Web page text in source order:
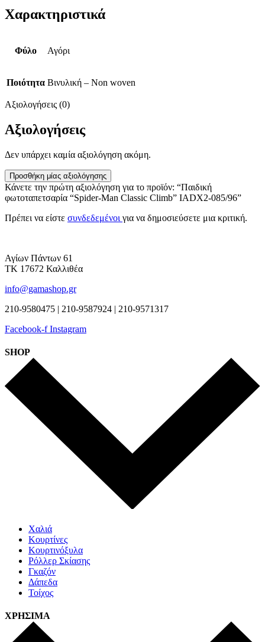
Χαρακτηριστικά
Φύλο Αγόρι
Ποιότητα Βινυλική – Non woven
Αξιολογήσεις (0)
Αξιολογήσεις
Δεν υπάρχει καμία αξιολόγηση ακόμη.
Προσθήκη μίας αξιολόγησης
Κάνετε την πρώτη αξιολόγηση για το προϊόν: “Παιδική
φωτοταπετσαρία “Spider-Man Classic Climb” IADX2-085/96”
Πρέπει να είστε συνδεδεμένοι για να δημοσιεύσετε μια κριτική.
Αγίων Πάντων 61
ΤΚ 17672 Καλλιθέα
info@gamashop.gr
210-9580475 | 210-9587924 | 210-9571317
Facebook-f Instagram
SHOP
Χαλιά
Κουρτίνες
Κουρτινόξυλα
Ρόλλερ Σκίασης
Γκαζόν
Δάπεδα
Τοίχος
ΧΡΗΣΙΜΑ